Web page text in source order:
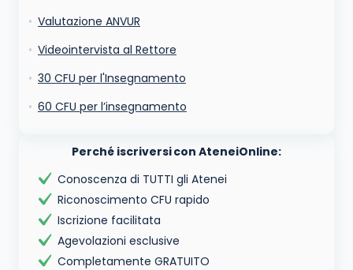
Valutazione ANVUR
Videointervista al Rettore
30 CFU per l'Insegnamento
60 CFU per l’insegnamento
Perché iscriversi con AteneiOnline:
Conoscenza di TUTTI gli Atenei
Riconoscimento CFU rapido
Iscrizione facilitata
Agevolazioni esclusive
Completamente GRATUITO